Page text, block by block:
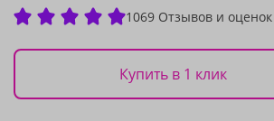
1069 Отзывов и оценок
Купить в 1 клик